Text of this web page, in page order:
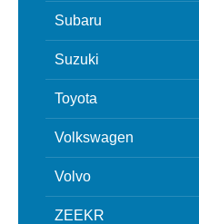
Subaru
Suzuki
Toyota
Volkswagen
Volvo
ZEEKR